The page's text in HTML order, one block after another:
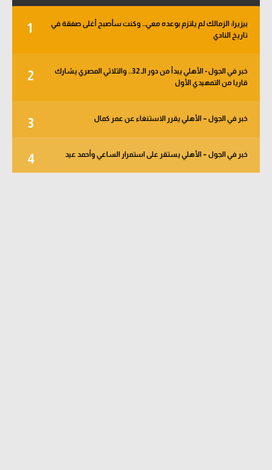
1
بيزيرا: الزمالك لم يلتزم بوعده معي.. وكنت سأصبح أغلى صفقة في
تاريخ النادي
2
خبر في الجول - الأهلي يبدأ من دور الـ 32.. والثلاثي المصري يشارك
قاريا من التمهيدي الأول
3 خبر في الجول – الأهلي يقرر الاستنغاء عن عمر كمال
4 خبر في الجول – الأهلي يستقر على استمرار الساعي وأحمد عيد